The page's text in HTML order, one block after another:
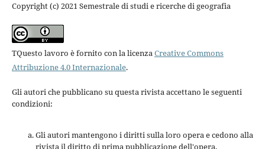
Copyright (c) 2021 Semestrale di studi e ricerche di geografia
TQuesto lavoro è fornito con la licenzaCreative Commons
Attribuzione 4.0 Internazionale.
Gli autori che pubblicano su questa rivista accettano le seguenti
condizioni:
Gli autori mantengono i diritti sulla loro opera e cedono alla
rivista il diritto di prima pubblicazione dell'opera,